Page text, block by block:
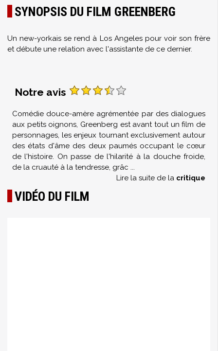
SYNOPSIS DU FILM GREENBERG
Un new-yorkais se rend à Los Angeles pour voir son frère
et débute une relation avec l'assistante de ce dernier.
Notre avis
Comédie douce-amère agrémentée par des dialogues
aux petits oignons, Greenberg est avant tout un film de
personnages, les enjeux tournant exclusivement autour
des états d'âme des deux paumés occupant le cœur
de l'histoire. On passe de l'hilarité à la douche froide,
de la cruauté à la tendresse, grâc ...
Lire la suite de la critique
VIDÉO DU FILM